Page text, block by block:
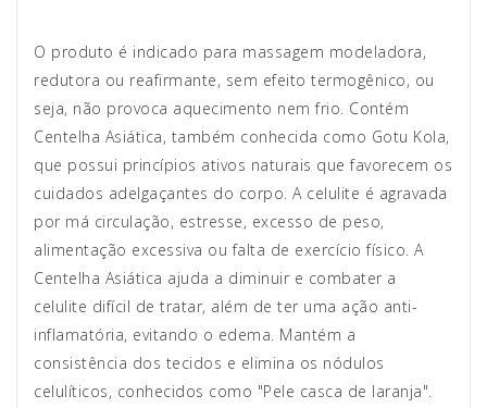
O produto é indicado para massagem modeladora,
redutora ou reafirmante, sem efeito termogênico, ou
seja, não provoca aquecimento nem frio. Contém
Centelha Asiática, também conhecida como Gotu Kola,
que possui princípios ativos naturais que favorecem os
cuidados adelgaçantes do corpo. A celulite é agravada
por má circulação, estresse, excesso de peso,
alimentação excessiva ou falta de exercício físico. A
Centelha Asiática ajuda a diminuir e combater a
celulite difícil de tratar, além de ter uma ação anti-
inflamatória, evitando o edema. Mantém a
consistência dos tecidos e elimina os nódulos
celulíticos, conhecidos como "Pele casca de laranja".